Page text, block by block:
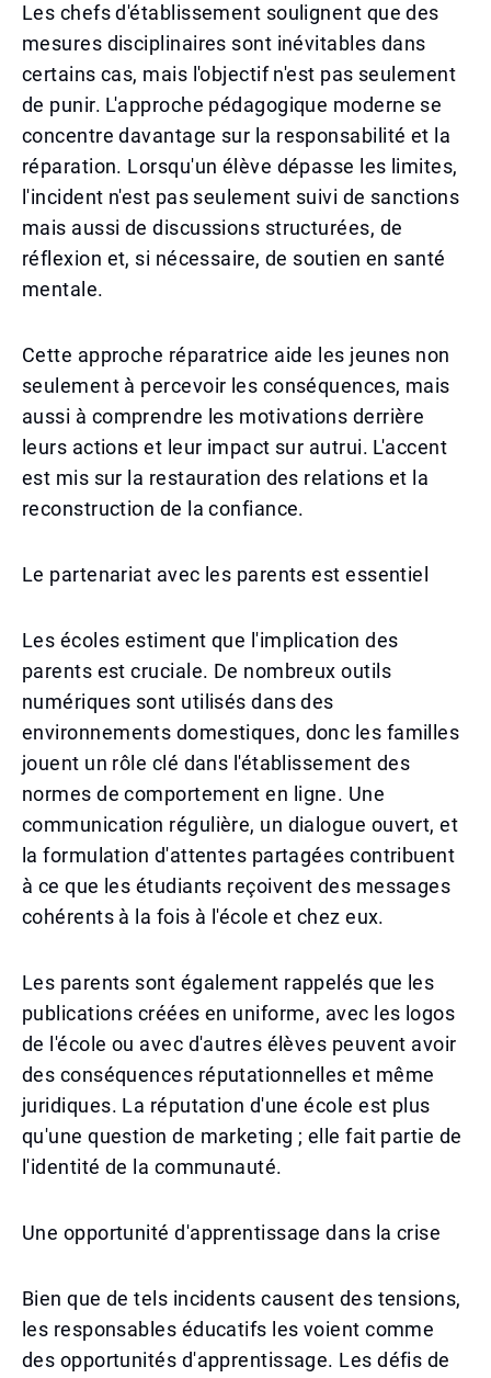
Les chefs d'établissement soulignent que des
mesures disciplinaires sont inévitables dans
certains cas, mais l'objectif n'est pas seulement
de punir. L'approche pédagogique moderne se
concentre davantage sur la responsabilité et la
réparation. Lorsqu'un élève dépasse les limites,
l'incident n'est pas seulement suivi de sanctions
mais aussi de discussions structurées, de
réflexion et, si nécessaire, de soutien en santé
mentale.
Cette approche réparatrice aide les jeunes non
seulement à percevoir les conséquences, mais
aussi à comprendre les motivations derrière
leurs actions et leur impact sur autrui. L'accent
est mis sur la restauration des relations et la
reconstruction de la confiance.
Le partenariat avec les parents est essentiel
Les écoles estiment que l'implication des
parents est cruciale. De nombreux outils
numériques sont utilisés dans des
environnements domestiques, donc les familles
jouent un rôle clé dans l'établissement des
normes de comportement en ligne. Une
communication régulière, un dialogue ouvert, et
la formulation d'attentes partagées contribuent
à ce que les étudiants reçoivent des messages
cohérents à la fois à l'école et chez eux.
Les parents sont également rappelés que les
publications créées en uniforme, avec les logos
de l'école ou avec d'autres élèves peuvent avoir
des conséquences réputationnelles et même
juridiques. La réputation d'une école est plus
qu'une question de marketing ; elle fait partie de
l'identité de la communauté.
Une opportunité d'apprentissage dans la crise
Bien que de tels incidents causent des tensions,
les responsables éducatifs les voient comme
des opportunités d'apprentissage. Les défis de